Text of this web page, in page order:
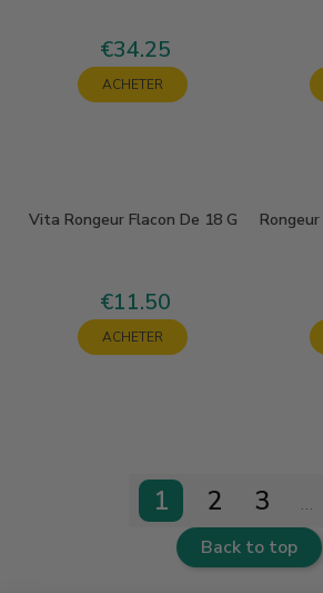
Price
€34.25
ACHETER
Vita Rongeur Flacon De 18 G
Price
€11.50
ACHETER
1 2 3 …
Back to top